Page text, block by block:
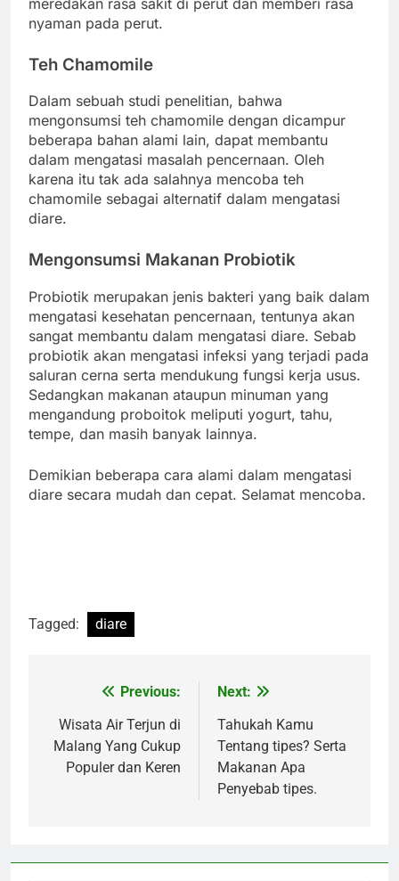
nyaman pada perut.
Teh Chamomile
Dalam sebuah studi penelitian, bahwa
mengonsumsi teh chamomile dengan dicampur
beberapa bahan alami lain, dapat membantu
dalam mengatasi masalah pencernaan. Oleh
karena itu tak ada salahnya mencoba teh
chamomile sebagai alternatif dalam mengatasi
diare.
Mengonsumsi Makanan Probiotik
Probiotik merupakan jenis bakteri yang baik dalam
mengatasi kesehatan pencernaan, tentunya akan
sangat membantu dalam mengatasi diare. Sebab
probiotik akan mengatasi infeksi yang terjadi pada
saluran cerna serta mendukung fungsi kerja usus.
Sedangkan makanan ataupun minuman yang
mengandung proboitok meliputi yogurt, tahu,
tempe, dan masih banyak lainnya.
Demikian beberapa cara alami dalam mengatasi
diare secara mudah dan cepat. Selamat mencoba.
Tagged: diare
Navigasi
pos
Previous:
Wisata Air Terjun di
Malang Yang Cukup
Populer dan Keren
Next:
Tahukah Kamu
Tentang tipes? Serta
Makanan Apa
Penyebab tipes.